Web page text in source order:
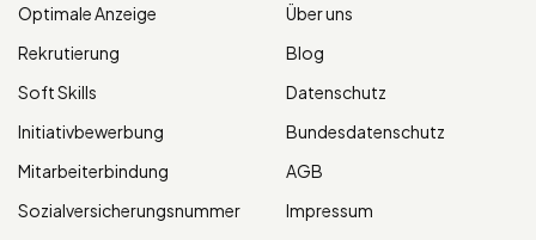
Optimale Anzeige
Rekrutierung
Soft Skills
Initiativbewerbung
Mitarbeiterbindung
Sozialversicherungsnummer
Über uns
Blog
Datenschutz
Bundesdatenschutz
AGB
Impressum